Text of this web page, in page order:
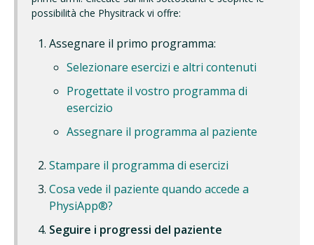
possibilità che Physitrack vi offre:
Assegnare il primo programma:
Selezionare esercizi e altri contenuti
Progettate il vostro programma di
esercizio
Assegnare il programma al paziente
Stampare il programma di esercizi
Cosa vede il paziente quando accede a
PhysiApp®?
Seguire i progressi del paziente